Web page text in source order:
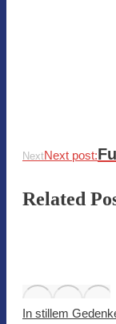
NextNext post:
Related
In stillem